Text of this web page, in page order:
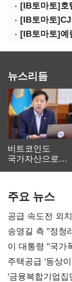
뉴스리듬
비트코인도
국가자산으로…'
주요 뉴스
공급 속도전 외
리모델링' 제안
송영길 측 "정청
총선 지휘 못해"
이 대통령 "국가
진실 밝혀야"
주택공급 '동상
'금융복합기업